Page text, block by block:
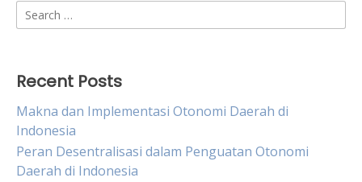
Search
for:
Recent Posts
Makna dan Implementasi Otonomi Daerah di
Indonesia
Peran Desentralisasi dalam Penguatan Otonomi
Daerah di Indonesia